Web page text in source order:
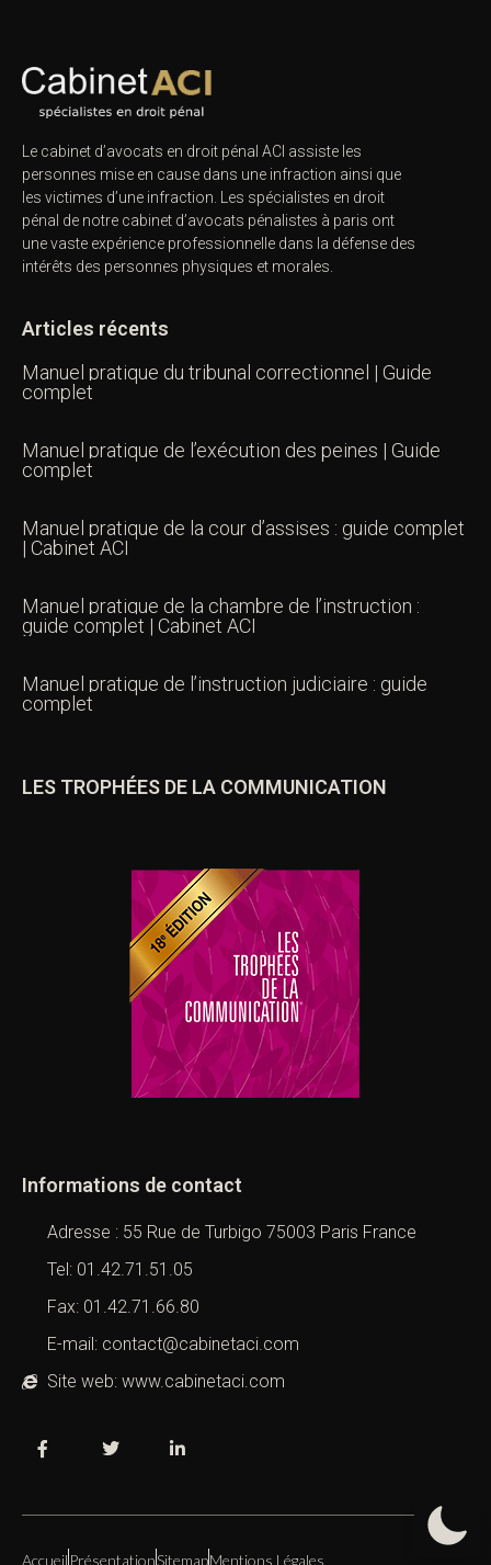
Le cabinet d’avocats en droit pénal ACI assiste les
personnes mise en cause dans une infraction ainsi que
les victimes d’une infraction. Les spécialistes en droit
pénal de notre cabinet d’avocats pénalistes à paris ont
une vaste expérience professionnelle dans la défense des
intérêts des personnes physiques et morales.
Articles récents
Manuel pratique du tribunal correctionnel | Guide
complet
Manuel pratique de l’exécution des peines | Guide
complet
Manuel pratique de la cour d’assises : guide complet
| Cabinet ACI
Manuel pratique de la chambre de l’instruction :
guide complet | Cabinet ACI
Manuel pratique de l’instruction judiciaire : guide
complet
LES TROPHÉES DE LA COMMUNICATION
Informations de contact
Adresse : 55 Rue de Turbigo 75003 Paris France
Tel: 01.42.71.51.05
Fax: 01.42.71.66.80
E-mail: contact@cabinetaci.com
Site web: www.cabinetaci.com
Accueil PrésentationSitemapMentions Légales